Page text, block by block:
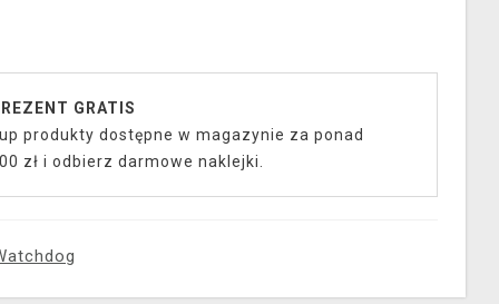
GRATIS
produkty dostępne w magazynie za ponad
zł i odbierz darmowe naklejki.